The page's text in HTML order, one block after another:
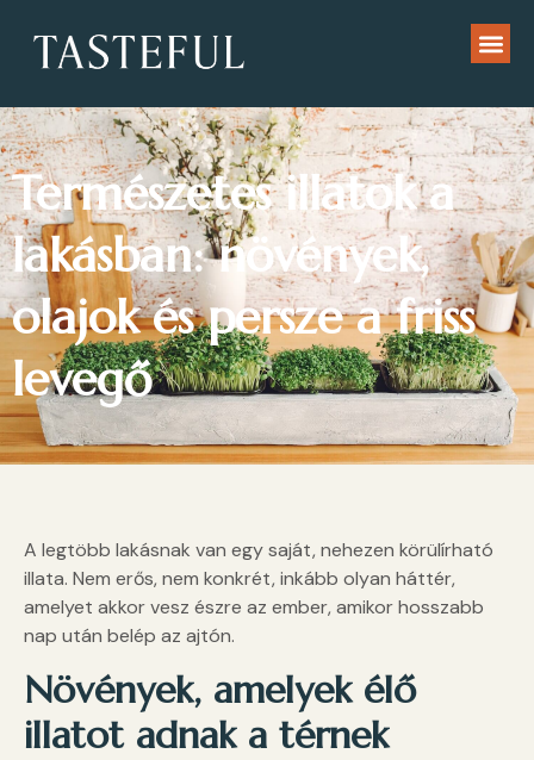
Természetes illatok a
lakásban: növények,
olajok és persze a friss
levegő
A legtöbb lakásnak van egy saját, nehezen körülírható
illata. Nem erős, nem konkrét, inkább olyan háttér,
amelyet akkor vesz észre az ember, amikor hosszabb
nap után belép az ajtón.
Növények, amelyek élő
illatot adnak a térnek